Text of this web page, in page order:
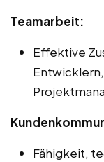
Teamarbeit:
Effektive
Fähigkeit,